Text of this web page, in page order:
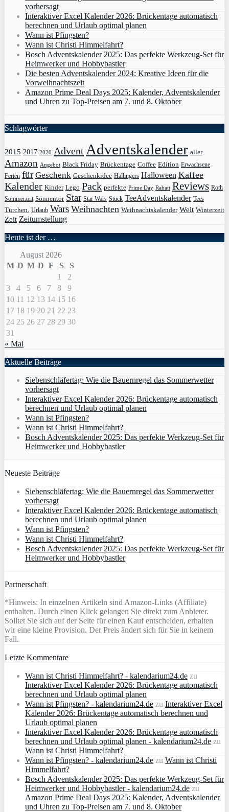
vorhersagt
Interaktiver Excel Kalender 2026: Brückentage automatisch
berechnen und Urlaub optimal planen
Wann ist Pfingsten?
Wann ist Christi Himmelfahrt?
Bosch Adventskalender 2025: Das perfekte Werkzeug-Set für
Heimwerker und Hobbybastler
Die besten Adventskalender 2024: Kreative Ideen für die
Vorweihnachtszeit
Amazon Prime Deal Days 2025: Kalender, Adventskalender
und Uhren zu Top-Preisen am 7. und 8. Oktober
Schlagwörter
2015 2017 2020 AdventAdventskalender aller
Amazon Angebot Black Friday Brückentage Coffee Edition Erwachsene
Ferien für Geschenk Geschenkidee Hallingers Halloween Kaffee
Kalender Kinder Lego Pack perfekte Prime Day Rabatt Reviews Roth
Sommerzeit Sonnentor Star Star Wars Stück TeeAdventskalender Tees
Türchen. Urlaub Wars Weihnachten Weihnachtskalender Welt Winterzeit
Zeit Zeitumstellung
Heute ist der …
August 2026
M D M D F S
S
1
2
3
4 5 6 7 8
9
10 11 12 13 14 15 16
17 18 19 20 21 22 23
24 25 26 27 28 29 30
31
« Mai
Aktuelle Beiträge
Siebenschläfertag: Wie die Bauernregel das Sommerwetter
vorhersagt
Interaktiver Excel Kalender 2026: Brückentage automatisch
berechnen und Urlaub optimal planen
Wann ist Pfingsten?
Wann ist Christi Himmelfahrt?
Bosch Adventskalender 2025: Das perfekte Werkzeug-Set für
Heimwerker und Hobbybastler
Neueste Beiträge
Siebenschläfertag: Wie die Bauernregel das Sommerwetter
vorhersagt
Interaktiver Excel Kalender 2026: Brückentage automatisch
berechnen und Urlaub optimal planen
Wann ist Pfingsten?
Wann ist Christi Himmelfahrt?
Bosch Adventskalender 2025: Das perfekte Werkzeug-Set für
Heimwerker und Hobbybastler
Partnerschaft
*Hinweis: In einzelnen Artikeln sind Amazon-Links (Affiliate)
enthalten. Durch einen Klick gelangen Sie direkt zum Anbieter.
Solltet Sie sich auf der Seite für einen Kauf entscheiden, erhalten
wir eine kleine Provision. Der Preis ändert sich für Sie in keinem
Fall.
Letzte Kommentare
Wann ist Christi Himmelfahrt? - kalendarium24.de zu
Interaktiver Excel Kalender 2026: Brückentage automatisch
berechnen und Urlaub optimal planen
Wann ist Pfingsten? - kalendarium24.de zu Interaktiver Excel
Kalender 2026: Brückentage automatisch berechnen und
Urlaub optimal planen
Interaktiver Excel Kalender 2026: Brückentage automatisch
berechnen und Urlaub optimal planen - kalendarium24.de zu
Wann ist Christi Himmelfahrt?
Wann ist Pfingsten? - kalendarium24.de zu Wann ist Christi
Himmelfahrt?
Bosch Adventskalender 2025: Das perfekte Werkzeug-Set für
Heimwerker und Hobbybastler - kalendarium24.de zu
Amazon Prime Deal Days 2025: Kalender, Adventskalender
und Uhren zu Top-Preisen am 7. und 8. Oktober